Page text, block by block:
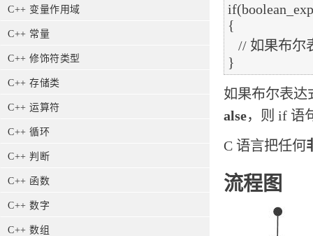
C++ 变量作用域
C++ 常量
C++ 修饰符类型
C++ 存储类
C++ 运算符
C++ 循环
C++ 判断
C++ 函数
C++ 数字
C++ 数组
{
如果布尔表
alse，则 if 语
C 语言把任何
流程图